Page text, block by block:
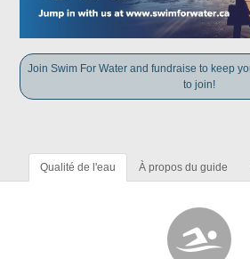
Join Swim For Water and fundraise to keep
to join!
Qualité de l'eau À propos du guide